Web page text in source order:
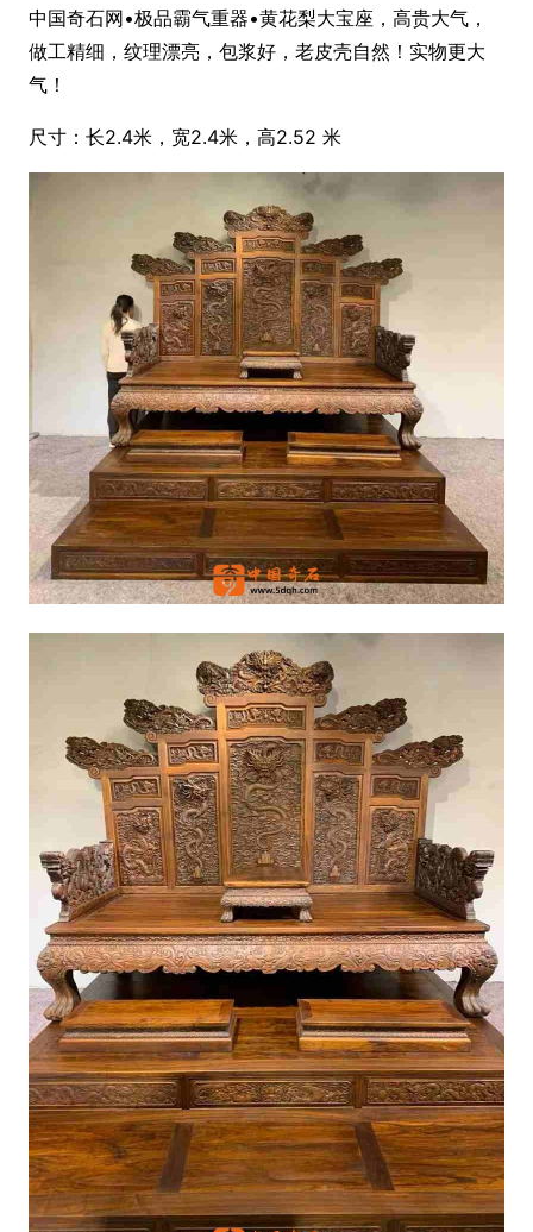
中国奇石网•极品霸气重器•黄花梨大宝座，高贵大气，
做工精细，纹理漂亮，包浆好，老皮壳自然！实物更大
气！
尺寸：长2.4米，宽2.4米，高2.52 米